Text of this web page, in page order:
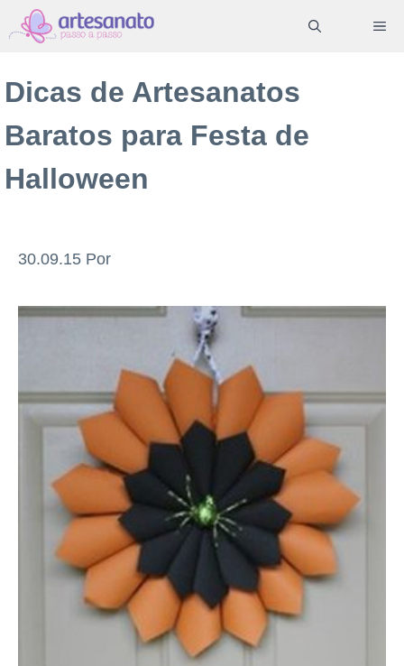
Pular
para
conteúdo
Dicas de Artesanatos
Baratos para Festa de
Halloween
30.09.15 Por